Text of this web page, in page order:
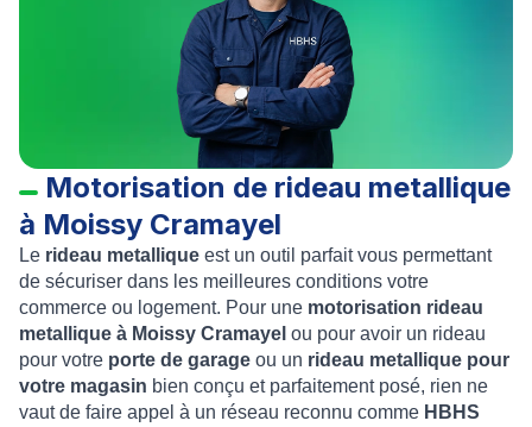
Motorisation de rideau metallique
à Moissy Cramayel
Le rideau metallique est un outil parfait vous permettant
de sécuriser dans les meilleures conditions votre
commerce ou logement. Pour une motorisation rideau
metallique à Moissy Cramayel ou pour avoir un rideau
pour votre porte de garage ou un rideau metallique pour
votre magasin bien conçu et parfaitement posé, rien ne
vaut de faire appel à un réseau reconnu comme HBHS